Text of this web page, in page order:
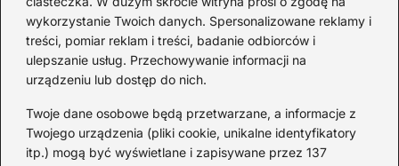
wykorzystanie Twoich danych. Spersonalizowane reklamy i
treści, pomiar reklam i treści, badanie odbiorców i
ulepszanie usług. Przechowywanie informacji na
urządzeniu lub dostęp do nich.
Twoje dane osobowe będą przetwarzane, a informacje z
Twojego urządzenia (pliki cookie, unikalne identyfikatory
itp.) mogą być wyświetlane i zapisywane przez 137
Kategorie
Artyści(33)
DJ(21)
Epoka Baroku(15)
Instrumenty(43)